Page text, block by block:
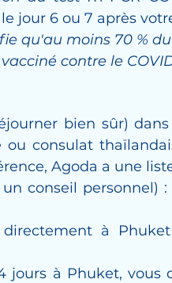
jour 6 ou 7 après
qu'au moins 70 %
contre le
bien sûr)
ou consulat
Agoda a une
conseil personnel)
à
jours à Phuket, vous